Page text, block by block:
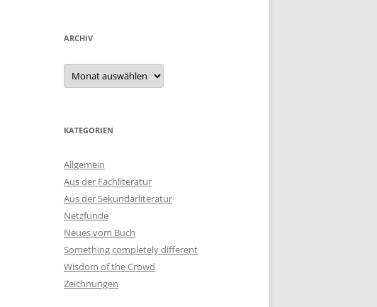
ARCHIV
Archiv
KATEGORIEN
Allgemein
Aus der Fachliteratur
Aus der Sekundärliteratur
Netzfunde
Neues vom Buch
Something completely different
Wisdom of the Crowd
Zeichnungen